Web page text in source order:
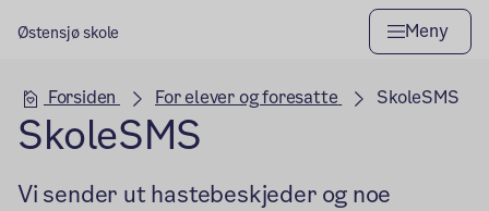
Østensjø skole Meny
Hovedseksjon
Forsiden For elever og foresatte SkoleSMS
SkoleSMS
Vi sender ut hastebeskjeder og noe